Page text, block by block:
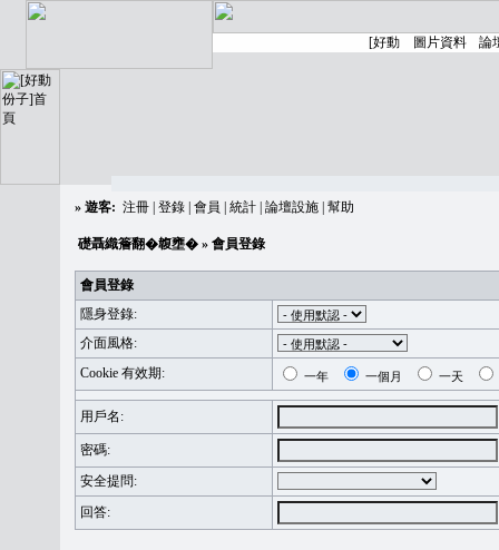
» 遊客: 注冊 登錄 會員 統計 論壇設施 幫助
礎聶織簷翻�䪖壅� » 會員登錄
會員登錄
隱身登錄:
介面風格:
Cookie 有效期:
一年 一個月 一天
用戶名:
密碼:
安全提問:
回答: